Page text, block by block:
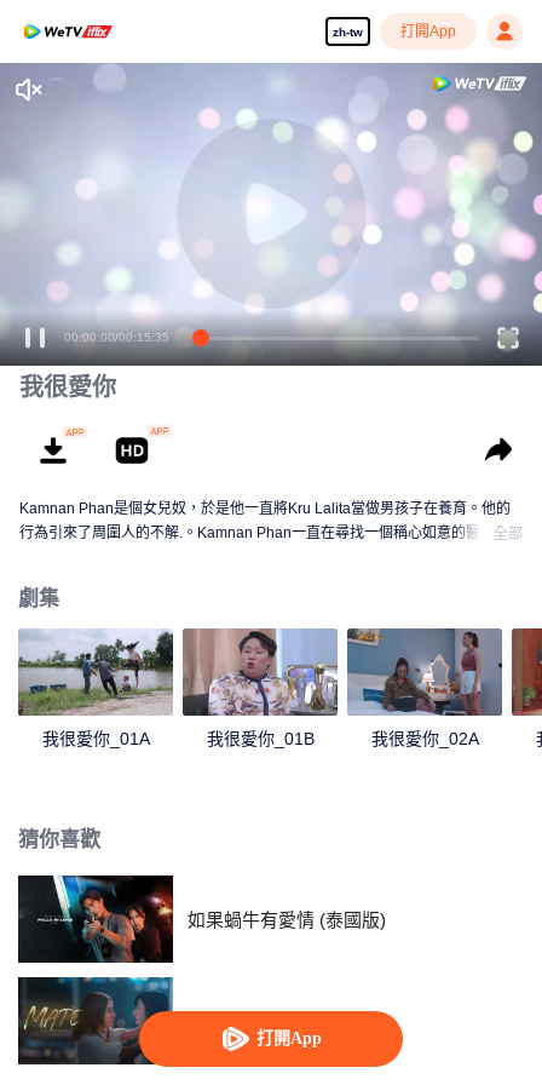
zh-tw 打開App
打開App
00:00:00/00:15:35
我很愛你
Kamnan Phan是個女兒奴，於是他一直將Kru Lalita當做男孩子在養育。他的
行為引來了周圍人的不解.。Kamnan Phan一直在尋找一個稱心如意的醫生女
了，而此時她身邊已有帥氣多金的老公Tide。Tide決定要解決任何來糾纏自己
女人的人...
全部
劇集
我很愛你_01A 我很愛你_01B 我很愛你_02A
猜你喜歡
如果蝸牛有愛情 (泰國版)